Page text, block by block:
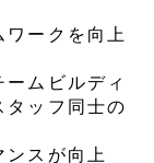
ークを向上
ムビルディ
タッフ同士の
スが向上